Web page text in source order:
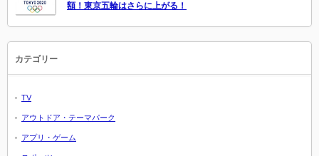
額！東京五輪はさらに上がる！
カテゴリー
TV
アウトドア・テーマパーク
アプリ・ゲーム